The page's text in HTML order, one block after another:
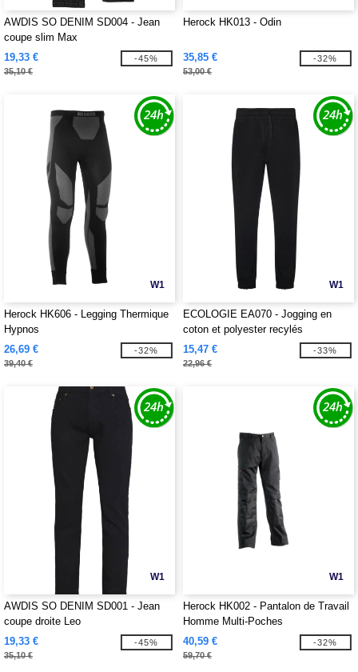
AWDIS SO DENIM SD004 - Jean
coupe slim Max
19,33 €
35,10 €
-45%
Herock HK013 - Odin
35,85 €
53,00 €
-32%
W1
Herock HK606 - Legging Thermique
Hypnos
26,69 €
39,40 €
-32%
W1
ECOLOGIE EA070 - Jogging en
coton et polyester recylés
15,47 €
22,96 €
-33%
W1
AWDIS SO DENIM SD001 - Jean
coupe droite Leo
19,33 €
35,10 €
-45%
W1
Herock HK002 - Pantalon de Travail
Homme Multi-Poches
40,59 €
59,70 €
-32%